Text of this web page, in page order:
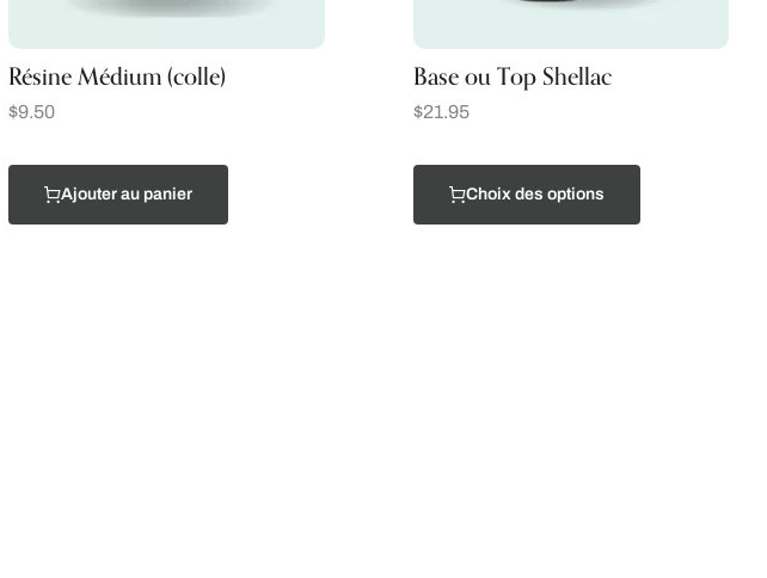
Résine Médium (colle)
$9.50
Ajouter au panier
Base ou Top Shellac
$21.95
Choix des options